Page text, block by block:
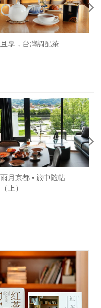
且享，台灣調配茶
雨月京都 • 旅中隨帖
（上）